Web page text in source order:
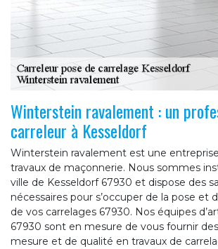
Winterstein ravalement : un
carreleur à Kesseldorf
Winterstein ravalement est une
travaux de maçonnerie. Nous sommes
ville de Kesseldorf 67930 et dispose des
nécessaires pour s’occuper de la pose et
de vos carrelages 67930. Nos équipes
67930 sont en mesure de vous fournir
mesure et de qualité en travaux de